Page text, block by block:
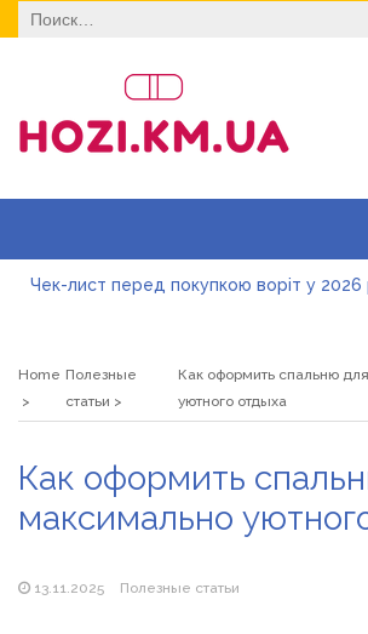
Найти:
Чек-лист перед покупкою воріт у 2026
типові помилки, відмова та як її уникнути
варіант
Натуральна косметика Хіларі для
сонця
2026
Home Полезные
статьи
Как оформить спальню
уютного отдыха
Как оформить
максимально
13.11.2025 Полезные статьи